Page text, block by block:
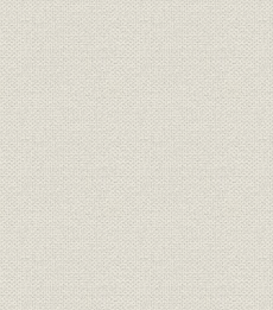
詳細写真目次
第一章
第二章
第三章
第四章
第五章